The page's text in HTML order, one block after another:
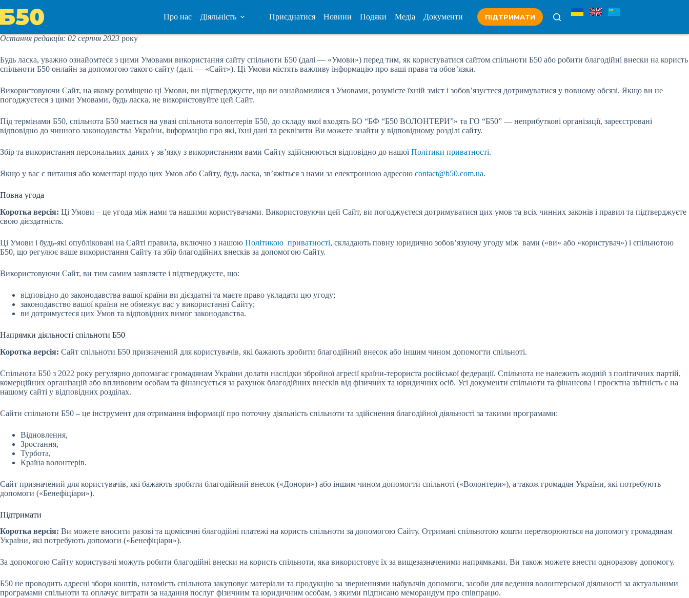
до
вмісту
Про нас Діяльність Приєднатися Новини Подяки Медіа Документи ПІДТРИМАТИ
Остання редакція: 02 серпня 2023року
Будь ласка, уважно ознайомтеся з цими Умовами використання сайту спільноти Б50 (далі — «Умови») перед тим, як користуватися сайтом спільноти Б50 або робити благодійні внески на користь
спільноти Б50 онлайн за допомогою такого сайту (далі — «Сайт»). Ці Умови містять важливу інформацію про ваші права та обов’язки.
Використовуючи Сайт, на якому розміщено ці Умови, ви підтверджуєте, що ви ознайомилися з Умовами, розумієте їхній зміст і зобов’язуєтеся дотримуватися у повному обсязі. Якщо ви не
погоджуєтеся з цими Умовами, будь ласка, не використовуйте цей Сайт.
Під термінами Б50, спільнота Б50 мається на увазі спільнота волонтерів Б50, до складу якої входять БО “БФ “Б50 ВОЛОНТЕРИ”» та ГО “Б50” — неприбуткові організації, зареєстровані
відповідно до чинного законодавства України, інформацію про які, їхні дані та реквізити Ви можете знайти у відповідному розділі сайту.
Збір та використання персональних даних у зв’язку з використанням вами Сайту здійснюються відповідно до нашоїПолітики приватності.
Якщо у вас є питання або коментарі щодо цих Умов або Сайту, будь ласка, зв’яжіться з нами за електронною адресою contact@b50.com.ua.
Повна угода
Коротка версія: Ці Умови – це угода між нами та нашими користувачами. Використовуючи цей Сайт, ви погоджуєтеся дотримуватися цих умов та всіх чинних законів і правил та підтверджуєте
свою дієздатність.
Ці Умови і будь-які опубліковані на Сайті правила, включно з нашою Політикою приватності, складають повну юридично зобов’язуючу угоду між вами («ви» або «користувач») і спільнотою
Б50, що регулює ваше використання Сайту та збір благодійних внесків за допомогою Сайту.
Використовуючи Сайт, ви тим самим заявляєте і підтверджуєте, що:
відповідно до законодавства вашої країни ви дієздатні та маєте право укладати цю угоду;
законодавство вашої країни не обмежує вас у використанні Сайту;
ви дотримуєтеся цих Умов та відповідних вимог законодавства.
Напрямки діяльності спільноти Б50
Коротка версія: Сайт спільноти Б50 призначений для користувачів, які бажають зробити благодійний внесок або іншим чином допомогти спільноті.
Спільнота Б50 з 2022 року регулярно допомагає громадянам України долати наслідки збройної агресії країни-терориста російської федерації. Спільнота не належить жодній з політичних партій,
комерційних організацій або впливовим особам та фінансується за рахунок благодійних внесків від фізичних та юридичних осіб. Усі документи спільноти та фінансова і проєктна звітність є на
нашому сайті у відповідних розділах.
Сайти спільноти Б50 – це інструмент для отримання інформації про поточну діяльність спільноти та здійснення благодійної діяльності за такими програмами:
Відновлення,
Зростання,
Турбота,
Країна волонтерів.
Сайт призначений для користувачів, які бажають зробити благодійний внесок («Донори») або іншим чином допомогти спільноті («Волонтери»), а також громадян України, які потребують
допомоги («Бенефіціари»).
Підтримати
Коротка версія: Ви можете вносити разові та щомісячні благодійні платежі на користь спільноти за допомогою Сайту. Отримані спільнотою кошти перетворюються на допомогу громадянам
України, які потребують допомоги («Бенефіціари»).
За допомогою Сайту користувачі можуть робити благодійні внески на користь спільноти, яка використовує їх за вищезазначеними напрямками. Ви також можете внести одноразову допомогу.
Б50 не проводить адресні збори коштів, натомість спільнота закуповує матеріали та продукцію за зверненнями набувачів допомоги, засоби для ведення волонтерської діяльності за актуальними
програмами спільноти та оплачує витрати за надання послуг фізичним та юридичним особам, з якими підписано меморандум про співпрацю.